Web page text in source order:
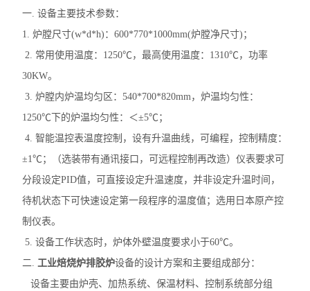
一. 设备主要技术参数：
1. 炉膛尺寸(w*d*h)：600*770*1000mm(炉膛净尺寸)；
2. 常用使用温度：1250℃，最高使用温度：1310℃，功率
30KW。
3. 炉膛内炉温均匀区：540*700*820mm，炉温均匀性：
1250℃下的炉温均匀性：＜±5℃；
4. 智能温控表温度控制，设有升温曲线，可编程，控制精度：
±1℃；（选装带有通讯接口，可远程控制再改造）仪表要求可
分段设定PID值，可直接设定升温速度，并非设定升温时间，
待机状态下可快速设定第一段程序的温度值；选用日本原产控
制仪表。
5. 设备工作状态时，炉体外壁温度要求小于60℃。
二.工业焙烧炉排胶炉设备的设计方案和主要组成部分：
设备主要由炉壳、加热系统、保温材料、控制系统部分组